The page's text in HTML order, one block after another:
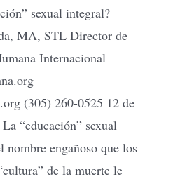
sexual integral?
MA, STL Director de
Internacional
(305) 260-0525 12 de
“educación” sexual
nombre engañoso que los
de la muerte le